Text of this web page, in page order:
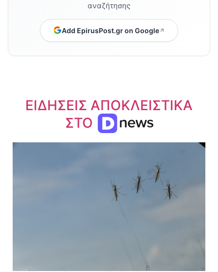
αναζήτησης
Add EpirusPost.gr on Google
ΕΙΔΗΣΕΙΣ ΑΠΟΚΛΕΙΣΤΙΚΑ
ΣΤΟ